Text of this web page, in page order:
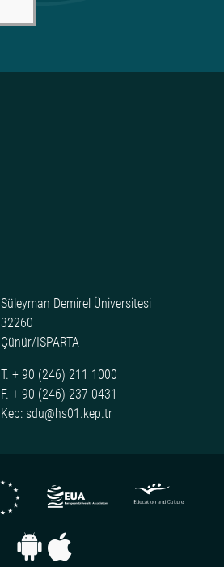
Süleyman Demirel Üniversitesi
32260
Çünür/ISPARTA
T. + 90 (246) 211 1000
F. + 90 (246) 237 0431
Kep: sdu@hs01.kep.tr